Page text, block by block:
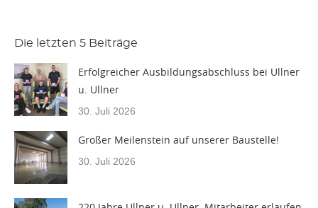
Die letzten 5 Beiträge
Erfolgreicher Ausbildungsabschluss bei Ullner
u. Ullner
30. Juli 2026
Großer Meilenstein auf unserer Baustelle!
30. Juli 2026